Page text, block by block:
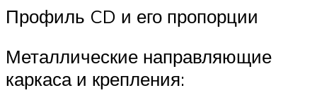
Профиль CD и его пропорции
Металлические направляющие
каркаса и крепления: